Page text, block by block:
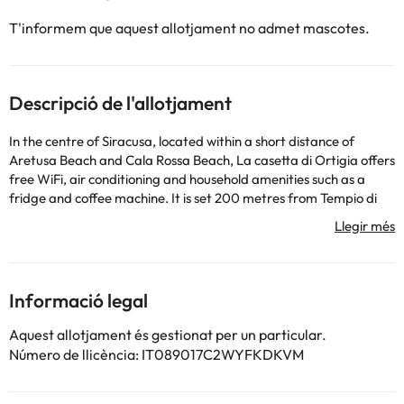
T'informem que aquest allotjament no admet mascotes.
Descripció de l'allotjament
In the centre of Siracusa, located within a short distance of
Aretusa Beach and Cala Rossa Beach, La casetta di Ortigia offers
free WiFi, air conditioning and household amenities such as a
fridge and coffee machine. It is set 200 metres from Tempio di
Apollo and provides a 24-hour front desk. The property is non-
smoking and is situated 200 metres from Fontana di Diana. The
fully equipped kitchen, and a terrace with garden views. Guests
can enjoy a meal on an outdoor dining area while overlooking the
inner courtyard views. For added privacy, the accommodation
features a private entrance. A bicycle rental service is available
Informació legal
Aquest allotjament és gestionat per un particular.
Número de llicència: IT089017C2WYFKDKVM